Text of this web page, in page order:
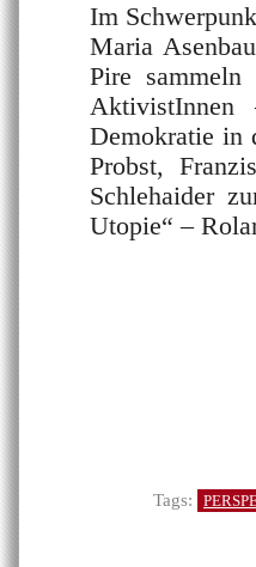
Im
Maria
Pire sammeln
Demokratie in
Probst,
Schlehaider
Utopie“ –
Tags: